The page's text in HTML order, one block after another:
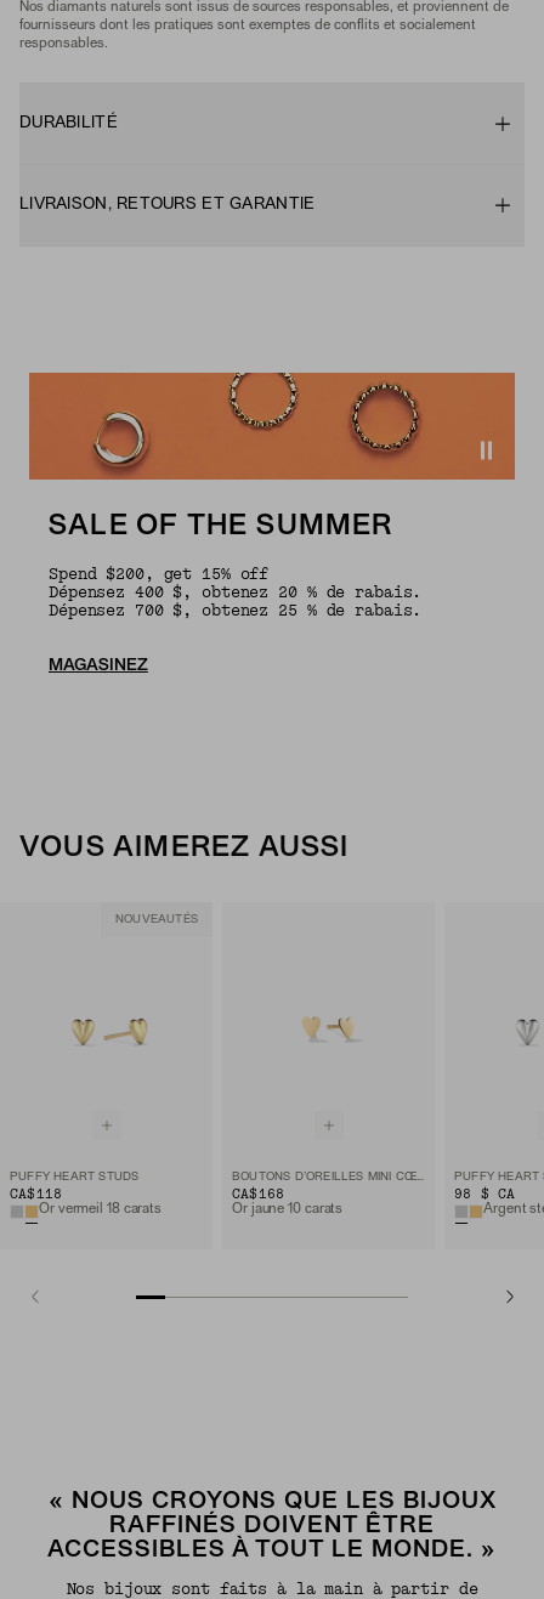
Nos diamants naturels sont issus de sources responsables, et proviennent de
fournisseurs dont les pratiques sont exemptes de conflits et socialement
responsables.
DURABILITÉ
LIVRAISON, RETOURS ET GARANTIE
SALE OF THE SUMMER
Spend $200, get 15% off
Dépensez 400 $, obtenez 20 % de rabais.
Dépensez 700 $, obtenez 25 % de rabais.
MAGASINEZ
VOUS AIMEREZ AUSSI
NOUVEAUTÉS
PUFFY HEART STUDS
CA$118
Or vermeil 18 carats
BOUTONS D’OREILLES MINI CŒURS
CA$168
Or jaune 10 carats
PUFFY HEART
98 $ CA
Argent
« NOUS CROYONS QUE LES BIJOUX
RAFFINÉS DOIVENT ÊTRE
ACCESSIBLES À TOUT LE MONDE. »
Nos bijoux sont faits à la main à partir de